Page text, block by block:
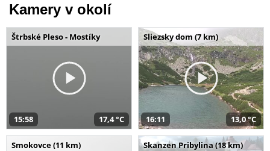
Kamery v okolí
Štrbské Pleso - Mostíky
15:58 17,4 °C
Sliezsky dom (7 km)
16:11 13,0 °C
Smokovce (11 km) Skanzen Pribylina (18 km)